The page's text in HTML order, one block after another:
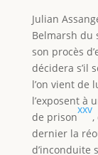
Julian
Belmarsh du
son procès
décidera s’il
l’on vient de
l’exposent à
de prison
xxv
,
dernier la
d’inconduite